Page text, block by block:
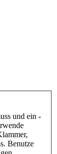
und ein -
Benutze